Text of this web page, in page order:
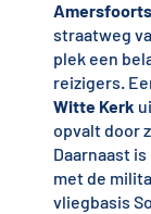
straatweg
plek een
reizigers.
Witte Kerk
opvalt door
Daarnaast
met de
vliegbasis